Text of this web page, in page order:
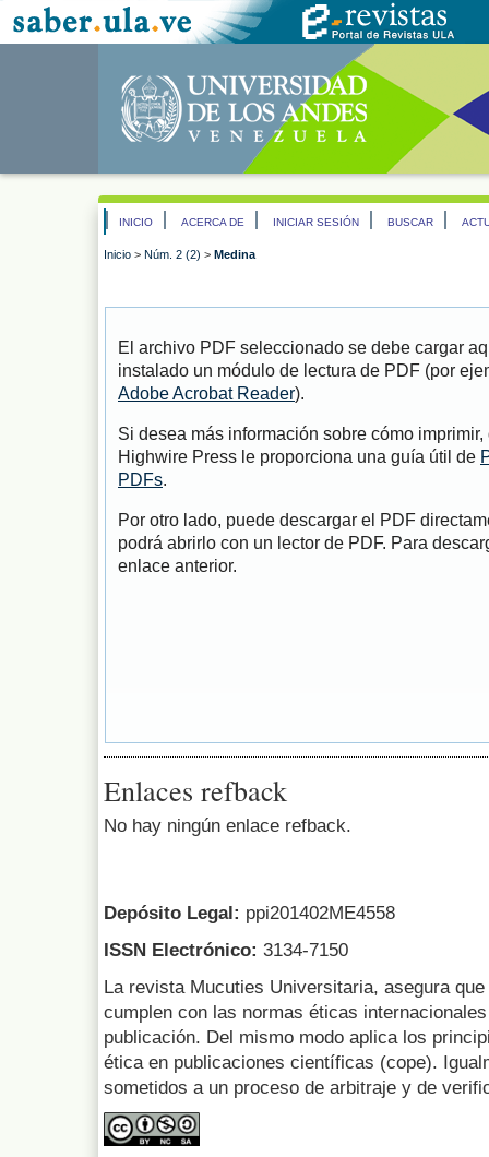
INICIO ACERCA DE INICIAR SESIÓN BUSCAR
Inicio > Núm. 2 (2) > Medina
El archivo PDF seleccionado se debe cargar
instalado un módulo de lectura de PDF (por
Adobe Acrobat Reader).
Si desea más información sobre cómo
Highwire Press le proporciona una guía útil de
PDFs.
Por otro lado, puede descargar el PDF
podrá abrirlo con un lector de PDF. Para
enlace anterior.
Enlaces refback
No hay ningún enlace refback.
Depósito Legal: ppi201402ME4558
ISSN Electrónico: 3134-7150
La revista Mucuties Universitaria, asegura
cumplen con las normas éticas
publicación. Del mismo modo aplica los
ética en publicaciones científicas (cope).
sometidos a un proceso de arbitraje y de